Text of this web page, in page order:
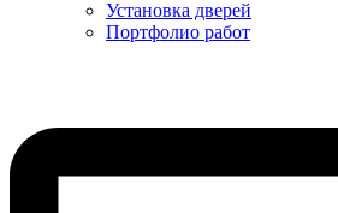
Установка дверей
Портфолио работ